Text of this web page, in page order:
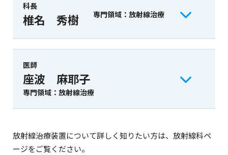
科長
椎名 秀樹 専門領域：放射線治療
医師
座波 麻耶子
専門領域：放射線治療
放射線治療装置について詳しく知りたい方は、放射線科ペ
ージをご覧ください。